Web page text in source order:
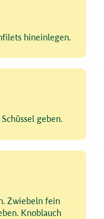
hineinlegen.
geben.
Zwiebeln fein
Knoblauch